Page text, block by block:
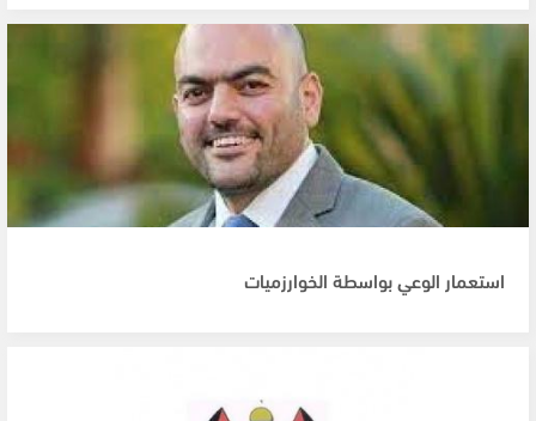
استعمار الوعي بواسطة الخوارزميات